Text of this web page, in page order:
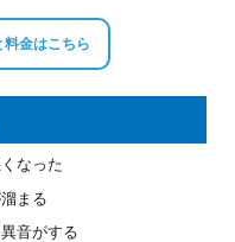
金はこちら
なった
まる
音がする